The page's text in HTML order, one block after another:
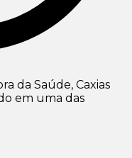
da Saúde, Caxias
em uma das